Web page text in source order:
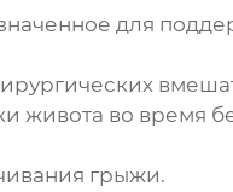
для
живота во время
грыжи.